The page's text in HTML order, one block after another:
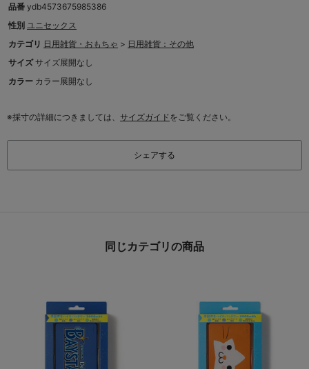
品番 ydb4573675985386
性別 ユニセックス
カテゴリ 日用雑貨・おもちゃ > 日用雑貨：その他
サイズ サイズ展開なし
カラー カラー展開なし
※採寸の詳細につきましては、 サイズガイドをご覧ください。
シェアする
同じカテゴリの商品